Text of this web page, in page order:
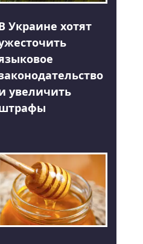
Украине хотят
увеличить